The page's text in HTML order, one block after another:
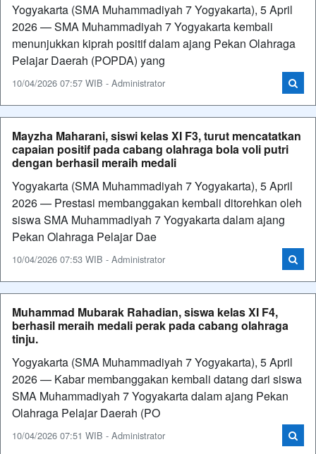
Yogyakarta (SMA Muhammadiyah 7 Yogyakarta), 5 April
2026 — SMA Muhammadiyah 7 Yogyakarta kembali
menunjukkan kiprah positif dalam ajang Pekan Olahraga
Pelajar Daerah (POPDA) yang
10/04/2026 07:57 WIB - Administrator
Mayzha Maharani, siswi kelas XI F3, turut mencatatkan
capaian positif pada cabang olahraga bola voli putri
dengan berhasil meraih medali
Yogyakarta (SMA Muhammadiyah 7 Yogyakarta), 5 April
2026 — Prestasi membanggakan kembali ditorehkan oleh
siswa SMA Muhammadiyah 7 Yogyakarta dalam ajang
Pekan Olahraga Pelajar Dae
10/04/2026 07:53 WIB - Administrator
Muhammad Mubarak Rahadian, siswa kelas XI F4,
berhasil meraih medali perak pada cabang olahraga
tinju.
Yogyakarta (SMA Muhammadiyah 7 Yogyakarta), 5 April
2026 — Kabar membanggakan kembali datang dari siswa
SMA Muhammadiyah 7 Yogyakarta dalam ajang Pekan
Olahraga Pelajar Daerah (PO
10/04/2026 07:51 WIB - Administrator